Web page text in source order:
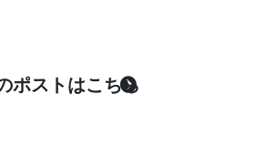
ポストはこちら